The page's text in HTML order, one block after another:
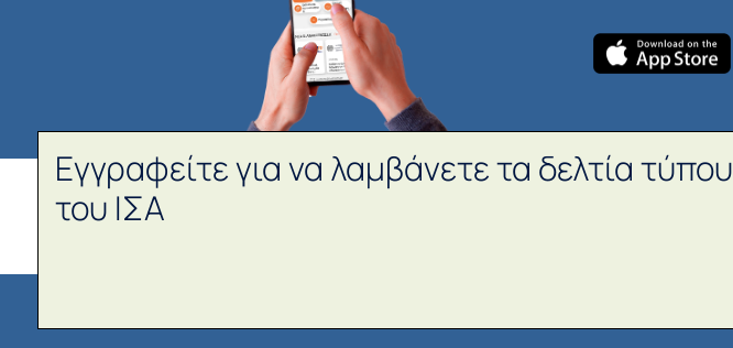
Εγγραφείτε για να λαμβάνετε τα δελτία τύπου
του ΙΣΑ